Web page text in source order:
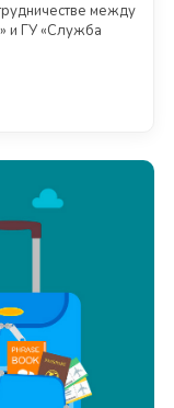
между
и ГУ «Служба